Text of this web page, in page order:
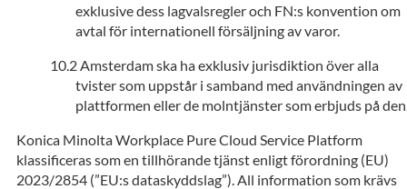
exklusive dess lagvalsregler och FN:s konvention om
avtal för internationell försäljning av varor.
Amsterdam ska ha exklusiv jurisdiktion över alla
tvister som uppstår i samband med användningen av
plattformen eller de molntjänster som erbjuds på
Konica Minolta Workplace Pure Cloud Service Platform
klassificeras som en tillhörande tjänst enligt förordning (EU)
2023/2854 (”EU:s dataskyddslag”). All information som krävs